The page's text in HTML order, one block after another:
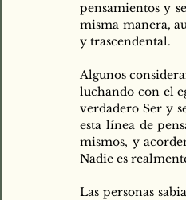
pensamientos y
misma manera,
y trascendental.
Algunos
luchando con el
verdadero Ser y
esta línea de
mismos, y
Nadie es
Las personas